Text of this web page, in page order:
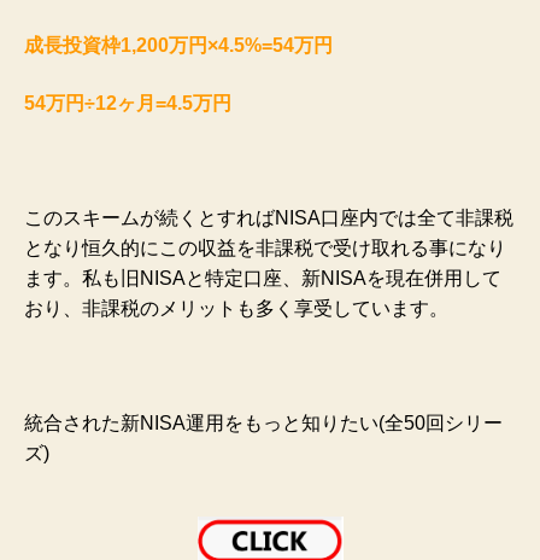
成長投資枠1,200万円×4.5%=54万円
54万円÷12ヶ月=4.5万円
このスキームが続くとすればNISA口座内では全て非課税
となり恒久的にこの収益を非課税で受け取れる事になり
ます。私も旧NISAと特定口座、新NISAを現在併用して
おり、非課税のメリットも多く享受しています。
統合された新NISA運用をもっと知りたい(全50回シリー
ズ)